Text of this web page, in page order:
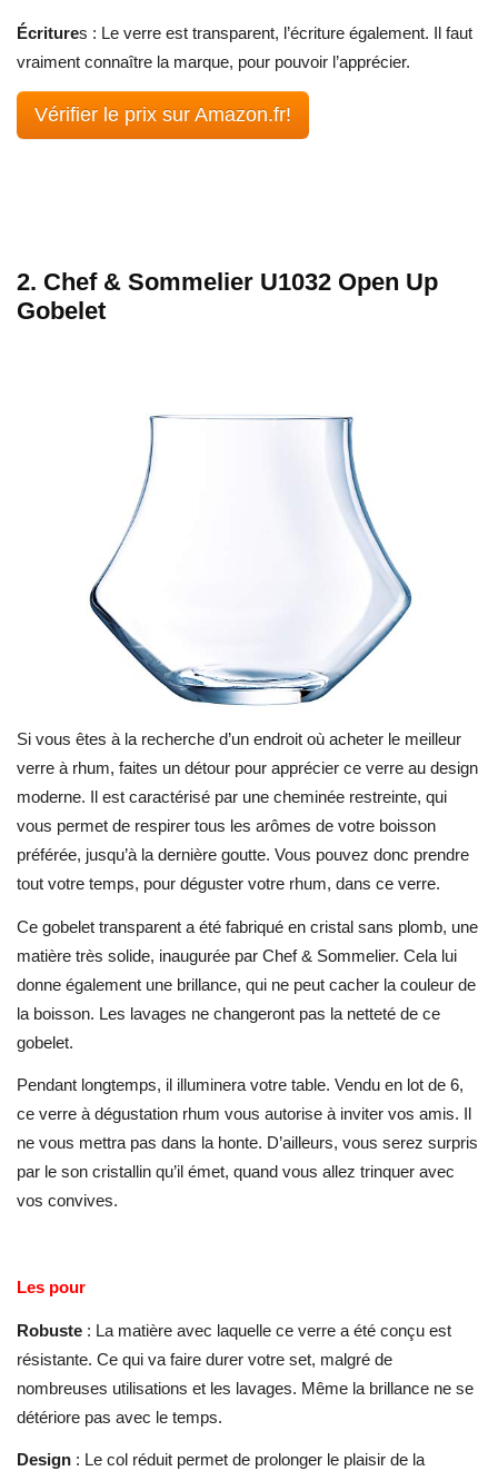
Écritures : Le verre est transparent, l’écriture également. Il faut
vraiment connaître la marque, pour pouvoir l’apprécier.
Vérifier le prix sur Amazon.fr!
2. Chef & Sommelier U1032 Open Up
Gobelet
Si vous êtes à la recherche d’un endroit où acheter le meilleur
verre à rhum, faites un détour pour apprécier ce verre au design
moderne. Il est caractérisé par une cheminée restreinte, qui
vous permet de respirer tous les arômes de votre boisson
préférée, jusqu’à la dernière goutte. Vous pouvez donc prendre
tout votre temps, pour déguster votre rhum, dans ce verre.
Ce gobelet transparent a été fabriqué en cristal sans plomb, une
matière très solide, inaugurée par Chef & Sommelier. Cela lui
donne également une brillance, qui ne peut cacher la couleur de
la boisson. Les lavages ne changeront pas la netteté de ce
gobelet.
Pendant longtemps, il illuminera votre table. Vendu en lot de 6,
ce verre à dégustation rhum vous autorise à inviter vos amis. Il
ne vous mettra pas dans la honte. D’ailleurs, vous serez surpris
par le son cristallin qu’il émet, quand vous allez trinquer avec
vos convives.
Les pour
Robuste : La matière avec laquelle ce verre a été conçu est
résistante. Ce qui va faire durer votre set, malgré de
nombreuses utilisations et les lavages. Même la brillance ne se
détériore pas avec le temps.
Design : Le col réduit permet de prolonger le plaisir de la